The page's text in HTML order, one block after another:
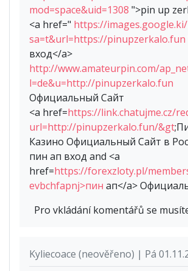
mod=space&uid=1308 ">pin up
<a href=" https://
sa=t&url=https://pinupzerkalo.fun
вход</a>
http://www.amateurpin.com/
l=de&u=http://pinupzerkalo.fun
Официальный Сайт
<a href=https://link.chatujme.cz/
url=http://pinupzerkalo.fun/&gt
Казино Официальный Сайт в
пин ап вход and <a
href=https://forexzloty.pl/
evbchfapnj>пин ап</a>
Pro vkládání komentářů se
Kyliecoace (neověřeno) | Pá